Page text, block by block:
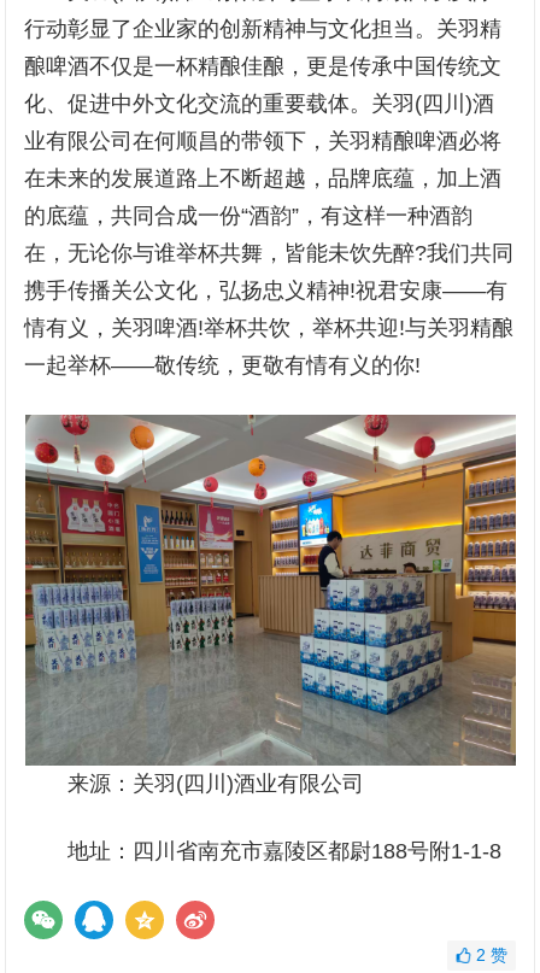
行动彰显了企业家的创新精神与文化担当。关羽精
酿啤酒不仅是一杯精酿佳酿，更是传承中国传统文
化、促进中外文化交流的重要载体。关羽(四川)酒
业有限公司在何顺昌的带领下，关羽精酿啤酒必将
在未来的发展道路上不断超越，品牌底蕴，加上酒
的底蕴，共同合成一份“酒韵”，有这样一种酒韵
在，无论你与谁举杯共舞，皆能未饮先醉?我们共同
携手传播关公文化，弘扬忠义精神!祝君安康——有
情有义，关羽啤酒!举杯共饮，举杯共迎!与关羽精酿
一起举杯——敬传统，更敬有情有义的你!
来源：关羽(四川)酒业有限公司
地址：四川省南充市嘉陵区都尉188号附1-1-8
2 赞